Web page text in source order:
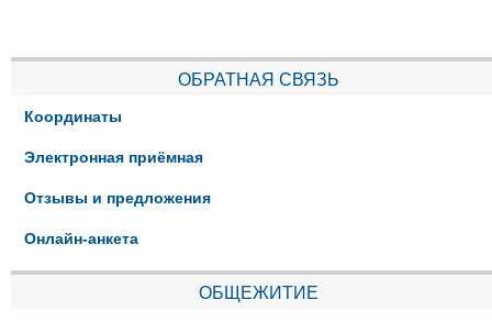
ОБРАТНАЯ СВЯЗЬ
Координаты
Электронная приёмная
Отзывы и предложения
Онлайн-анкета
ОБЩЕЖИТИЕ